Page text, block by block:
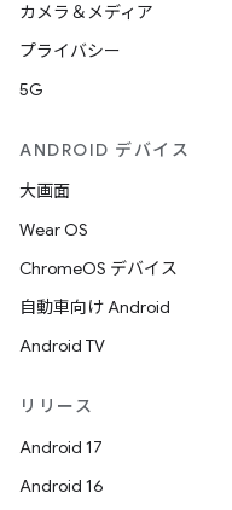
カメラ＆メディア
プライバシー
5G
ANDROID デバイス
大画面
Wear OS
ChromeOS デバイス
自動車向け Android
Android TV
リリース
Android 17
Android 16